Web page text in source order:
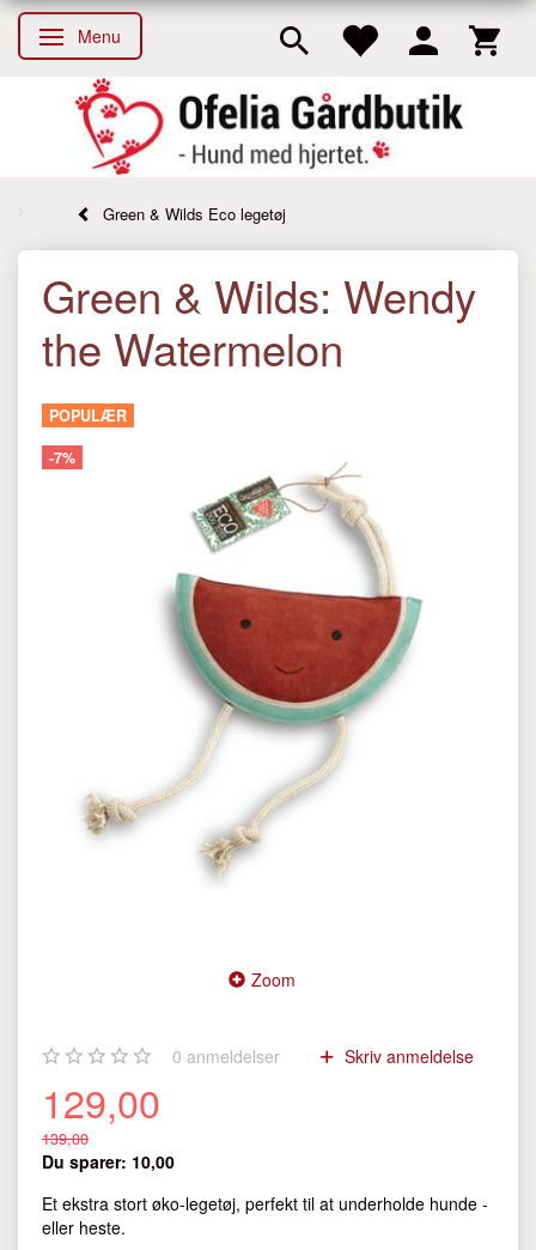
Skifte navigation
Menu
Green & Wilds Eco legetøj
Green & Wilds: Wendy
the Watermelon
POPULÆR
-7%
Zoom
0 anmeldelser Skriv anmeldelse
129,00
139,00
Du sparer: 10,00
Et ekstra stort øko-legetøj, perfekt til at underholde hunde -
eller heste.